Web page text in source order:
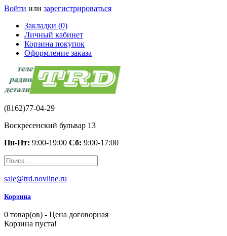
Войти или зарегистрироваться
Закладки (0)
Личный кабинет
Корзина покупок
Оформление заказа
(8162)77-04-29
Воскресенский бульвар 13
Пн-Пт: 9:00-19:00 Сб: 9:00-17:00
sale@trd.novline.ru
Корзина
0 товар(ов) - Цена договорная
Корзина пуста!